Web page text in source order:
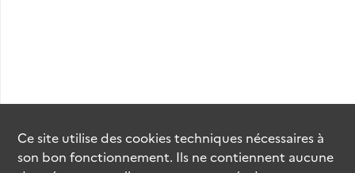
Ce site utilise descookiestechniques nécessaires à
son bon fonctionnement. Ils ne contiennent aucune